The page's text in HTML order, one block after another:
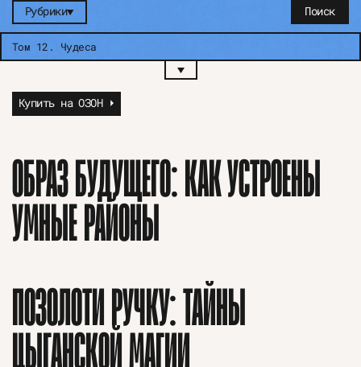
Поиск
Рубрики
Том 12 . Чудеса
Купить на ОЗОН ⏵
ОБРАЗ БУДУЩЕГО: КАК УСТРОЕНЫ
УМНЫЕ РАЙОНЫ
ПОЗОЛОТИ РУЧКУ: ТАЙНЫ
ЦЫГАНСКОЙ МАГИИ